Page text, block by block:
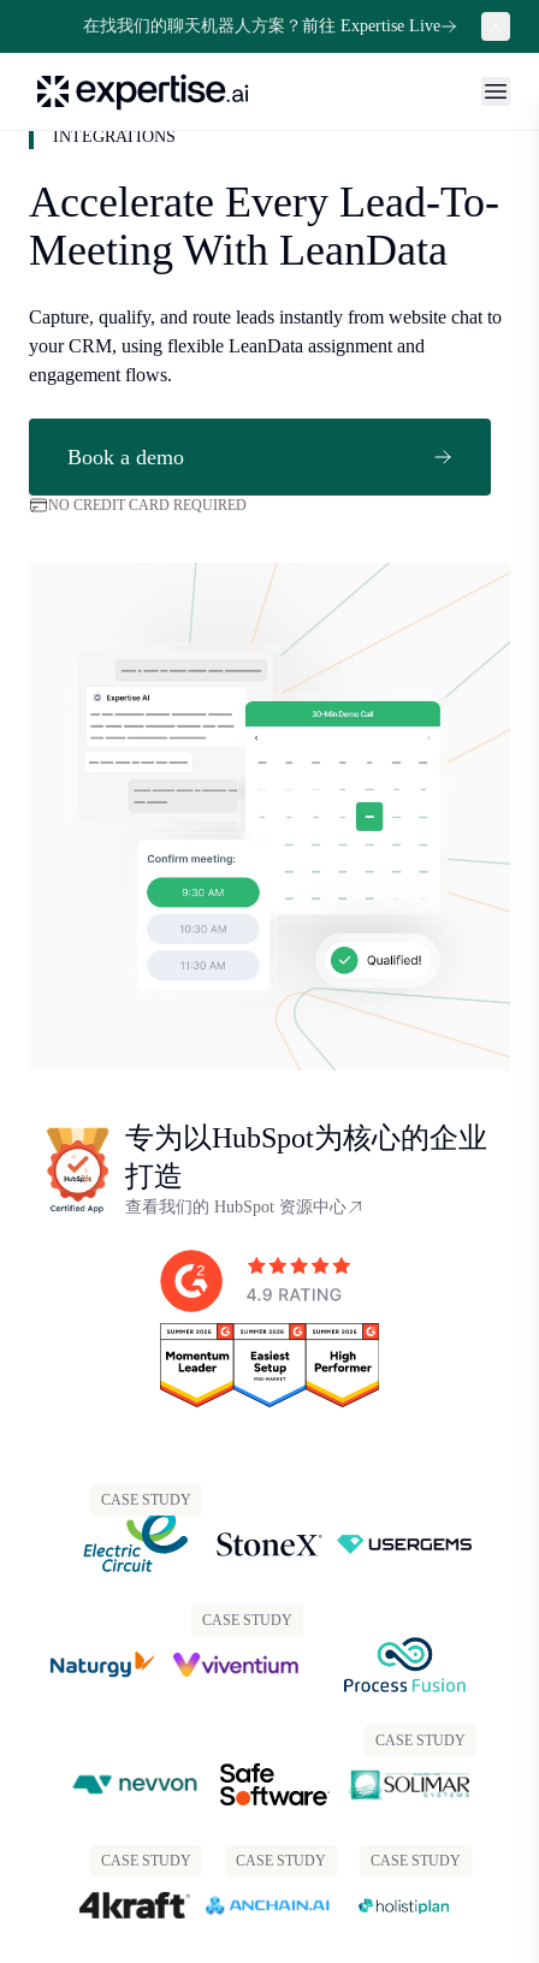
在找我们的聊天机器人方案？ 前往 Expertise Live
INTEGRATIONS
Accelerate Every Lead-To-
Meeting With LeanData
Capture, qualify, and route leads instantly from website chat to
your CRM, using flexible LeanData assignment and
engagement flows.
Book a demo
NO CREDIT CARD REQUIRED
专为以HubSpot为核心的企业
打造
查看我们的 HubSpot 资源中心
CASE STUDY
CASE STUDY
CASE STUDY
CASE STUDY CASE STUDY CASE STUDY